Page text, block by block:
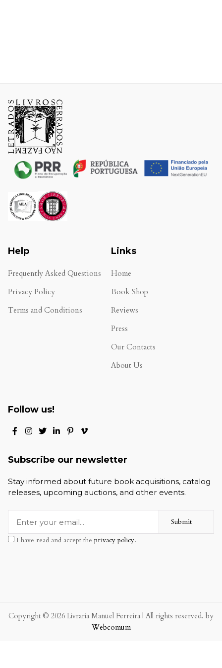
Help
Frequently Asked Questions
Privacy Policy
Terms and Conditions
Links
Home
Book Shop
Reviews
Press
Our Contacts
About Us
Follow us!
Subscribe our newsletter
Stay informed about future book acquisitions, catalog
releases, upcoming auctions, and other events.
Submit
I have read and accept the privacy policy.
Copyright © 2026 Livraria Manuel Ferreira | All rights reserved. by
Webcomum